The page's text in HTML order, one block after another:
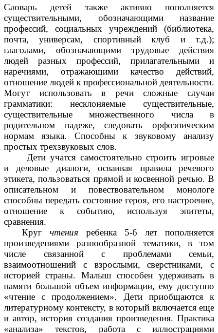
Словарь детей также активно пополняется
существительными, обозначающими название
профессий, социальных учреждений (библиотека,
почта, универсам, спортивный клуб и т.д.);
глаголами, обозначающими трудовые действия
людей разных профессий, прилагательными и
наречиями, отражающими качество действий,
отношение людей к профессиональной деятельности.
Могут использовать в речи сложные случаи
грамматики: несклоняемые существительные,
существительные множественного числа в
родительном падеже, следовать орфоэпическим
нормам языка. Способны к звуковому анализу
простых трехзвуковых слов.
Дети учатся самостоятельно строить игровые
и деловые диалоги, осваивая правила речевого
этикета, пользоваться прямой и косвенной речью. В
описательном и повествовательном монологе
способны передать состояние героя, его настроение,
отношение к событию, используя эпитеты,
сравнения.
Кругчтенияребенка 5-6 лет пополняется
произведениями разнообразной тематики, в том
числе связанной с проблемами семьи,
взаимоотношений с взрослыми, сверстниками, с
историей страны. Малыш способен удерживать в
памяти большой объем информации, ему доступно
«чтение с продолжением». Дети приобщаются к
литературному контексту, в который включается еще
и автор, история создания произведения. Практика
«анализа» текстов, работа с иллюстрациями